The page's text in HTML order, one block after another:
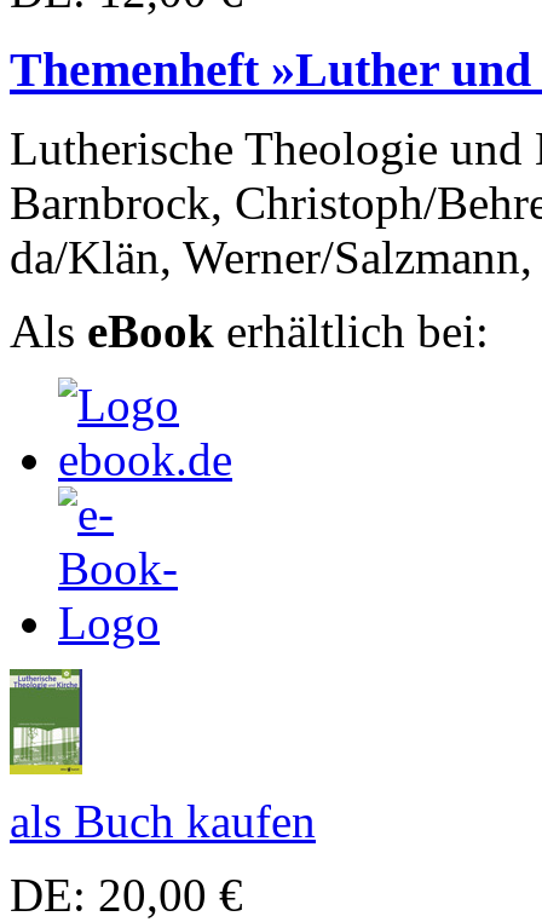
Themenheft »Luther und
Lutherische Theologie
Barnbrock, Christoph/
da/Klän, Werner/
Als eBook erhältlich bei:
als Buch kaufen
DE: 20,00 €